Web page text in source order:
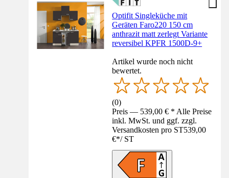
Optifit Singleküche mit
Geräten Faro220 150 cm
anthrazit matt zerlegt Variante
reversibel KPFR 1500D-9+
Artikel wurde noch nicht
bewertet.
(0)
Preis — 539,00 € * Alle Preise
inkl. MwSt. und ggf. zzgl.
Versandkosten pro ST539,00
€*/ ST